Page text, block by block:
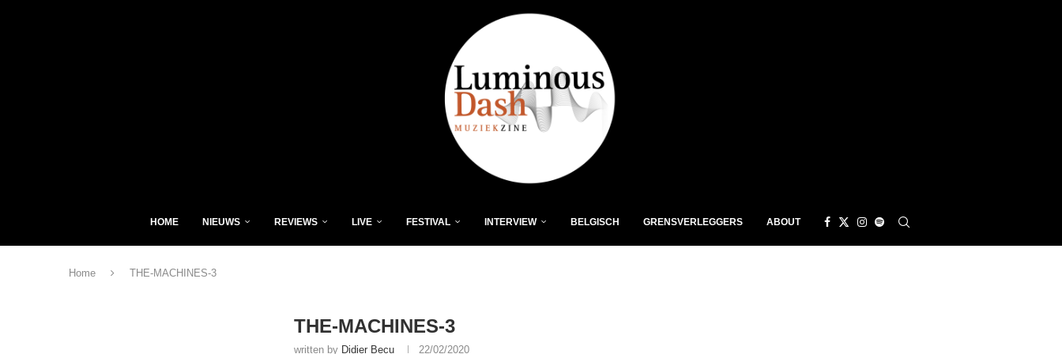
HOME NIEUWS REVIEWS LIVE FESTIVAL INTERVIEW BELGISCH GRENSVERLEGGERS ABOUT
Home THE-MACHINES-3
THE-MACHINES-3
written by Didier Becu 22/02/2020